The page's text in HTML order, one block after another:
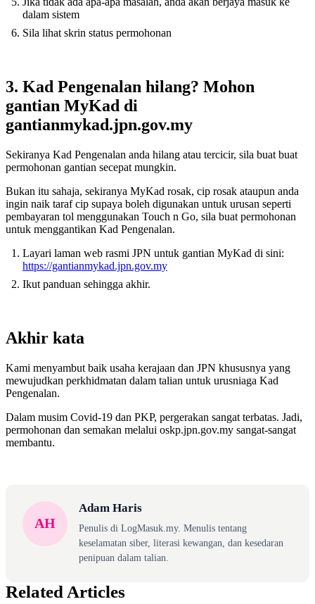
dalam sistem
Sila lihat skrin status permohonan
3. Kad Pengenalan hilang? Mohon
gantian MyKad di
gantianmykad.jpn.gov.my
Sekiranya Kad Pengenalan anda hilang atau tercicir, sila buat buat
permohonan gantian secepat mungkin.
Bukan itu sahaja, sekiranya MyKad rosak, cip rosak ataupun anda
ingin naik taraf cip supaya boleh digunakan untuk urusan seperti
pembayaran tol menggunakan Touch n Go, sila buat permohonan
untuk menggantikan Kad Pengenalan.
Layari laman web rasmi JPN untuk gantian MyKad di sini:
https://gantianmykad.jpn.gov.my
Ikut panduan sehingga akhir.
Akhir kata
Kami menyambut baik usaha kerajaan dan JPN khususnya yang
mewujudkan perkhidmatan dalam talian untuk urusniaga Kad
Pengenalan.
Dalam musim Covid-19 dan PKP, pergerakan sangat terbatas. Jadi,
permohonan dan semakan melalui oskp.jpn.gov.my sangat-sangat
membantu.
AH
Adam Haris
Penulis di LogMasuk.my. Menulis tentang
keselamatan siber, literasi kewangan, dan kesedaran
penipuan dalam talian.
Related Articles